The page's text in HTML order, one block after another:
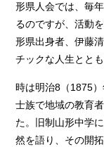
形県人会では、毎
るのですが、活動
形県出身者、伊藤
チックな人生とと
時は明治8（1875
士族で地域の教育
た。旧制山形中学
然を語り、その開